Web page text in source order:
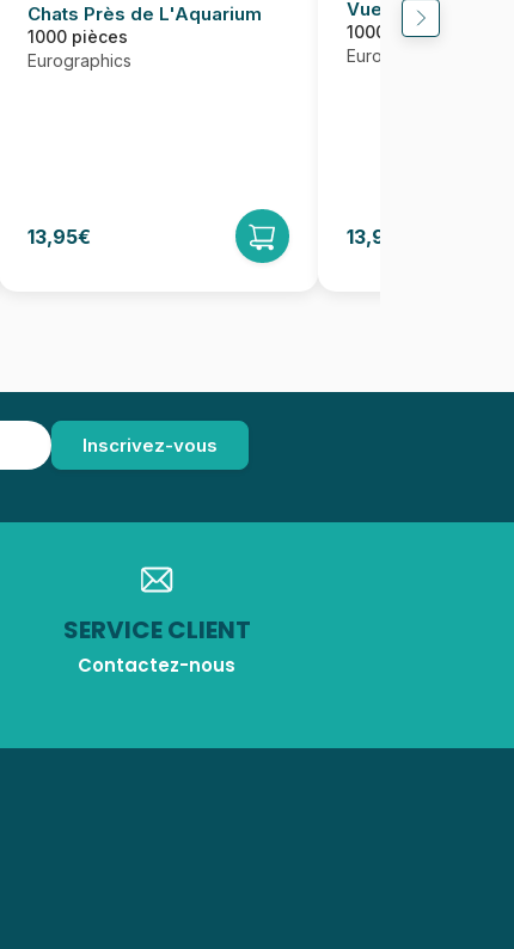
Chats Près de L'Aquarium
1000 pièces
Eurographics
13,95€
Vue de Paris,
1000 pièces
Eurographics
13,95€
SERVICE CLIENT
Contactez-nous